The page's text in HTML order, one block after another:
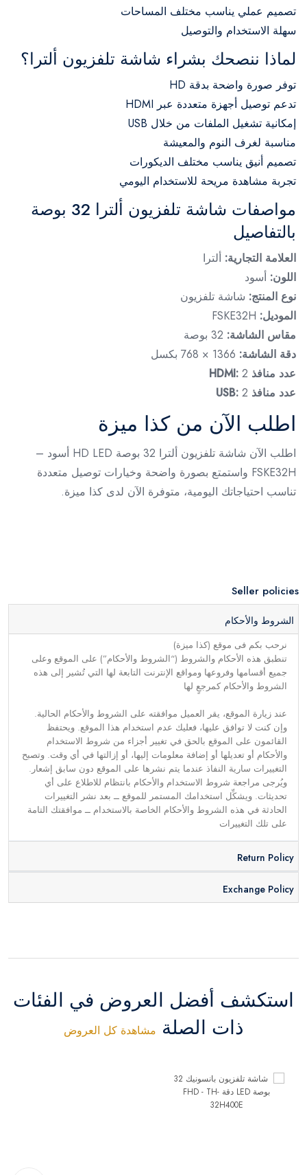
تصميم عملي يناسب مختلف المساحات
سهلة الاستخدام والتوصيل
لماذا ننصحك بشراء شاشة تلفزيون ألترا؟
توفر صورة واضحة بدقة HD
تدعم توصيل أجهزة متعددة عبر HDMI
إمكانية تشغيل الملفات من خلال USB
مناسبة لغرف النوم والمعيشة
تصميم أنيق يناسب مختلف الديكورات
تجربة مشاهدة مريحة للاستخدام اليومي
مواصفات شاشة تلفزيون ألترا 32 بوصة
بالتفاصيل
العلامة التجارية: ألترا
اللون: أسود
نوع المنتج: شاشة تلفزيون
الموديل:
مقاس الشاشة:
دقة الشاشة:
عدد منافذ HDMI: 2
عدد منافذ USB: 2
اطلب الآن من كذا ميزة
اطلب الآن شاشة تلفزيون ألترا 32 بوصة HD LED أسود –
FSKE32H واستمتع بصورة واضحة وخيارات توصيل متعددة
تناسب احتياجاتك اليومية، متوفرة الآن لدى كذا ميزة.
Seller policies
الشروط والأحكام
نرحب بكم فى موقع (كذا ميزة)
تنطبق هذه الأحكام والشروط (“الشروط والأحكام”) على الموقع وعلى
جميع أقسامها وفروعها ومواقع الإنترنت التابعة لها التي تُشير إلى هذه
الشروط والأحكام كمرجعٍ لها
عند زيارة الموقع، يقر العميل موافقته على الشروط والأحكام الحالية.
وإن كنت لا توافق عليها، فعليك عدم استخدام هذا الموقع. ويحتفظ
القائمون على الموقع بالحق في تغيير أجزاء من شروط الاستخدام
والأحكام أو تعديلها أو إضافة معلومات إليها، أو إزالتها في أي وقت. وتصبح
التغييرات سارية النفاذ عندما يتم نشرها على الموقع دون سابق إشعار.
ويُرجى مراجعة شروط الاستخدام والأحكام بانتظام للاطلاع على أي
تحديثات. ويشكِّل استخدامك المستمر للموقع ــ بعد نشر التغييرات
الحادثة في هذه الشروط والأحكام الخاصة بالاستخدام ــ موافقتك التامة
على تلك التغييرات
Return Policy
Exchange Policy
استكشف أفضل العروض في الفئات
ذات الصلة مشاهدة كل العروض